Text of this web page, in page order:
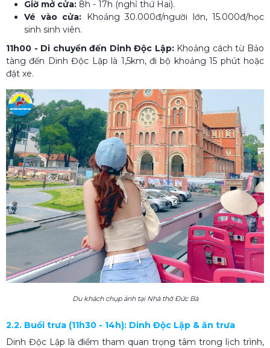
Giờ mở cửa: 8h - 17h (nghỉ thứ Hai).
Vé vào cửa:
Khoảng 30.000đ/người lớn, 15.000đ/học
sinh sinh viên.
11h00 - Di chuyển đến Dinh Độc Lập:Khoảng cách từ Bảo
tàng đến Dinh Độc Lập là 1,5km, đi bộ khoảng 15 phút hoặc
đặt xe.
Du khách chụp ảnh tại Nhà thờ Đức Bà
2.2. Buổi trưa (11h30 - 14h): Dinh Độc Lập & ăn trưa
Dinh Độc Lập là điểm tham quan trọng tâm trong lịch trình,